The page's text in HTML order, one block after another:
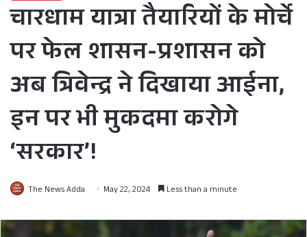
चारधाम यात्रा तैयारियों के मोर्चे
पर फेल शासन-प्रशासन को
अब त्रिवेन्द्र ने दिखाया आईना,
इन पर भी मुकदमा करोगे
‘सरकार’!
The News Adda May 22, 2024 Less than a minute